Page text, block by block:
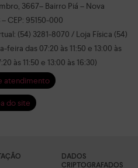
3667– Bairro Piá – Nova
CEP: 95150-000
(54) 3281-8070 / Loja Física (54)
das 07:20 às 11:50 e 13:00 às
às 11:50 e 13:00 às 16:30)
atendimento
do site
DADOS
CRIPTOGRAFADOS